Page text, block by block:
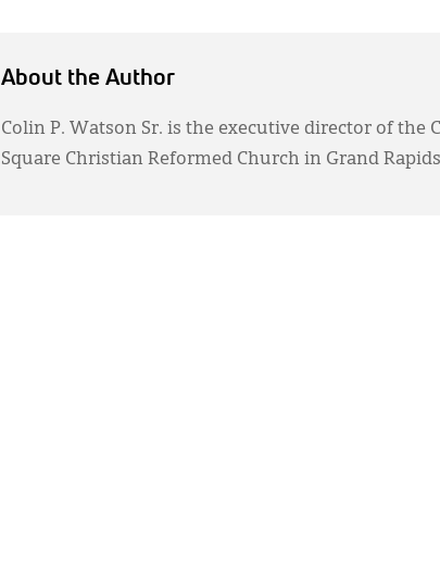
About the Author
Colin P. Watson Sr. is the executive director of the
Square Christian Reformed Church in Grand